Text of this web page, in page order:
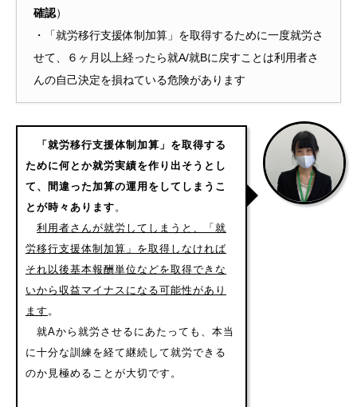
確認）
・「就労移行支援体制加算」を取得するために一度就労さ
せて、６ヶ月以上経ったら就A/就Bに戻すことは利用者さ
んの自己決定を損ねている危険があります
「就労移行支援体制加算」を取得する
ために何とか就労実績を作り出そうとし
て、間違った加算の運用をしてしまうこ
とが時々あります 。
利用者さんが就労してしまうと、「就
労移行支援体制加算」を取得しなければ
それ以後基本報酬単位などを取得できな
いから収益マイナスになる可能性があり
ます 。
就Aから就労させるにあたっても、本当
に十分な訓練を経て継続して就労できる
のか見極めることが大切です。